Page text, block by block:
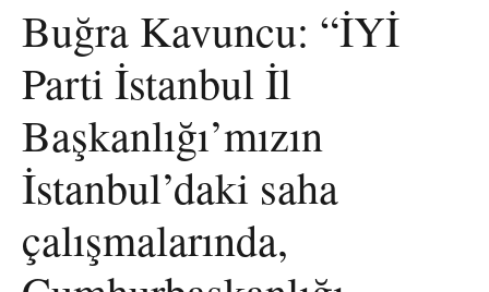
Buğra Kavuncu: “İYİ
Parti İstanbul İl
Başkanlığı’mızın
İstanbul’daki saha
çalışmalarında,